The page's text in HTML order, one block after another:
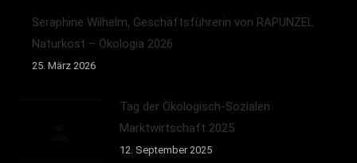
Seraphine Wilhelm, Geschäftsführerin von RAPUNZEL
Naturkost – Ökologia 2026
25. März 2026
Tag der Ökologisch-Sozialen
Marktwirtschaft 2025
12. September 2025